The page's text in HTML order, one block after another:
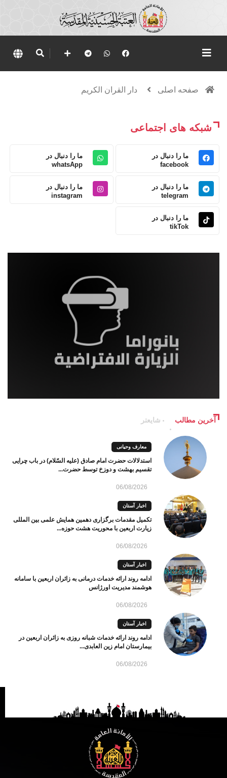
صفحه اصلی دار القران الكريم
شبکه های اجتماعی
ما را دنبال در
facebook
ما را دنبال در
whatsApp
ما را دنبال در
telegram
ما را دنبال در
instagram
ما را دنبال در
tikTok
آخرین مطالب شایعتر
معارف وحیانی
استدلالات حضرت امام صادق (علیه السّلام) در باب چرایی
تقسیم بهشت و دوزخ توسط حضرت...
06/08/2026
اخبار آستان
تکمیل مقدمات برگزاری دهمین همایش علمی بین المللی
زیارت اربعین با محوریت هشت حوزه...
06/08/2026
اخبار آستان
ادامه روند ارائه خدمات درمانی به زائران اربعین با سامانه
هوشمند مدیریت اورژانس
06/08/2026
اخبار آستان
ادامه روند ارائه خدمات شبانه روزی به زائران اربعین در
بیمارستان امام زین العابدی...
06/08/2026